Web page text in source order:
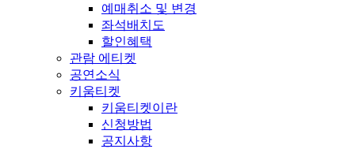
예매취소 및 변경
좌석배치도
할인혜택
관람 에티켓
공연소식
키움티켓
키움티켓이란
신청방법
공지사항